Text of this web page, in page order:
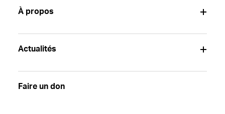
À propos
Actualités
Faire un don